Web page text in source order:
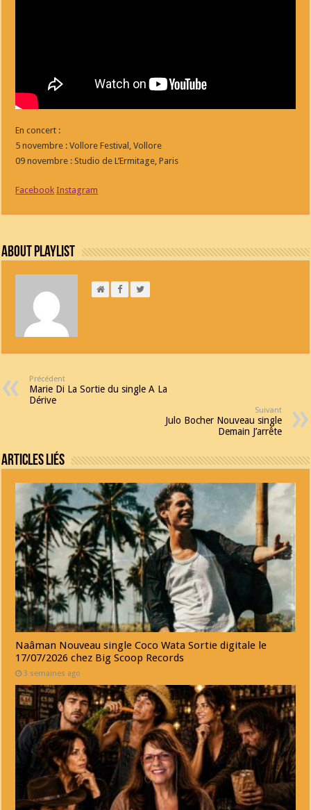
En concert :
5 novembre : Vollore Festival, Vollore
09 novembre : Studio de L’Ermitage, Paris
Facebook Instagram
About Playlist
Précédent
Marie Di La Sortie du single A La
Dérive
Suivant
Julo Bocher Nouveau single
Demain J’arrête
Articles Liés
Naâman Nouveau single Coco Wata Sortie digitale le
17/07/2026 chez Big Scoop Records
3 semaines ago